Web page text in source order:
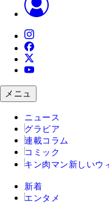
メニュ
ニュース
グラビア
連載コラム
コミック
キン肉マン 新しいウ
新着
エンタメ